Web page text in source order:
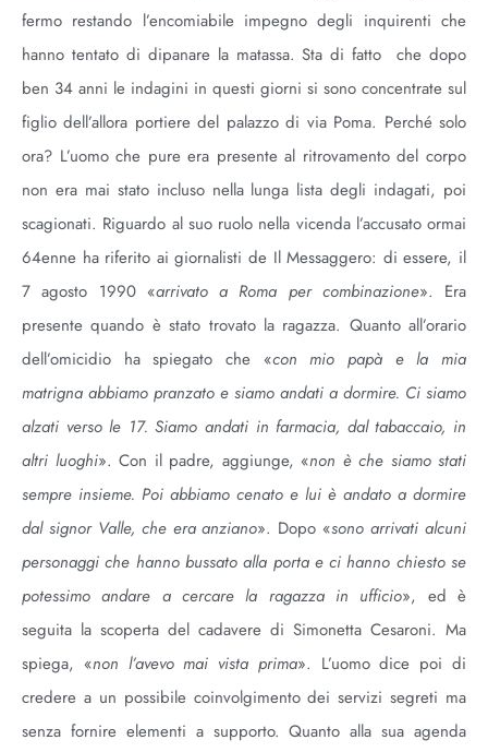
fermo restando l’encomiabile impegno degli inquirenti che
hanno tentato di dipanare la matassa. Sta di fatto che dopo
ben 34 anni le indagini in questi giorni si sono concentrate sul
figlio dell’allora portiere del palazzo di via Poma. Perché solo
ora? L’uomo che pure era presente al ritrovamento del corpo
non era mai stato incluso nella lunga lista degli indagati, poi
scagionati. Riguardo al suo ruolo nella vicenda l’accusato ormai
64enne ha riferito ai giornalisti de Il Messaggero: di essere, il
7 agosto 1990 «arrivato a Roma per combinazione». Era
presente quando è stato trovato la ragazza. Quanto all’orario
dell’omicidio ha spiegato che «con mio papà e la mia
matrigna abbiamo pranzato e siamo andati a dormire. Ci siamo
alzati verso le 17. Siamo andati in farmacia, dal tabaccaio, in
altri luoghi». Con il padre, aggiunge, «non è che siamo stati
sempre insieme. Poi abbiamo cenato e lui è andato a dormire
dal signor Valle, che era anziano». Dopo «sono arrivati alcuni
personaggi che hanno bussato alla porta e ci hanno chiesto se
potessimo andare a cercare la ragazza in ufficio», ed è
seguita la scoperta del cadavere di Simonetta Cesaroni. Ma
spiega, «non l’avevo mai vista prima». L’uomo dice poi di
credere a un possibile coinvolgimento dei servizi segreti ma
senza fornire elementi a supporto. Quanto alla sua agenda